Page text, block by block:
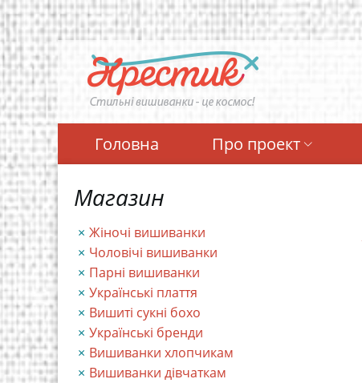
Перейти
до
основного
вмісту
Головна Про проект
Магазин
Жіночі вишиванки
Чоловічі вишиванки
Парні вишиванки
Українські плаття
Вишиті сукні бохо
Українські бренди
Вишиванки хлопчикам
Вишиванки дівчаткам